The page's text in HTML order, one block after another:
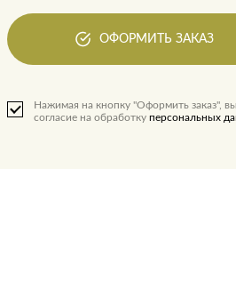
ОФОРМИТЬ ЗАКАЗ
Нажимая на кнопку "Оформить заказ",
согласие на обработку персональных